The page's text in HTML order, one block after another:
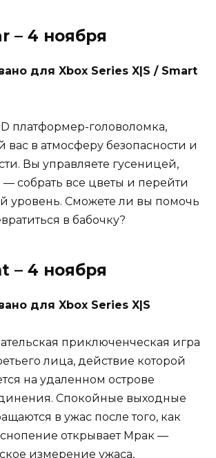
– 4 ноября
для Xbox Series X|S / Smart
платформер-головоломка,
в атмосферу безопасности и
Вы управляете гусеницей,
— собрать все цветы и перейти
уровень. Сможете ли вы помочь
в бабочку?
– 4 ноября
для Xbox Series X|S
приключенческая игра
лица, действие которой
на удаленном острове
Спокойные выходные
в ужас после того, как
открывает Мрак —
измерение ужаса,